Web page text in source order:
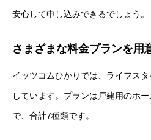
安心して申し込みできるでしょう。
さまざまな料金プランを用
イッツコムひかりでは、ライフス
しています。プランは戸建用のホ
で、合計7種類です。